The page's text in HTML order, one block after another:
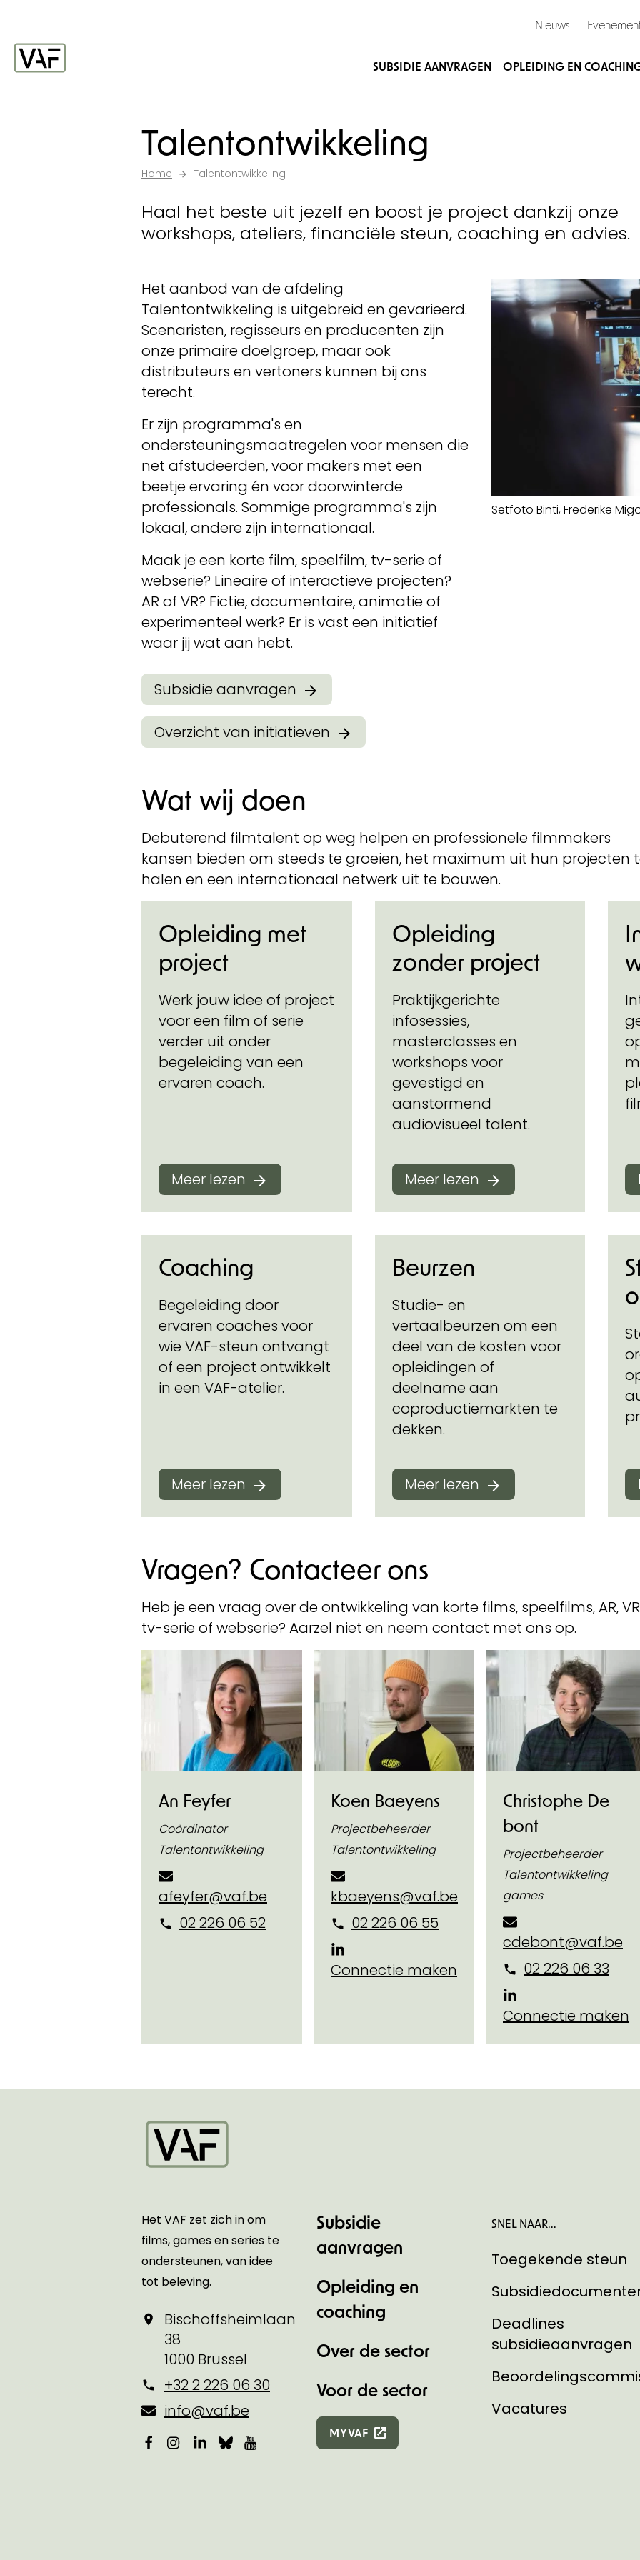
Nieuws
SUBSIDIE AANVRAGEN OPLEIDING EN
Talentontwikkeling
Home Talentontwikkeling
Haal het beste uit jezelf en boost je project dankzij onze
workshops, ateliers, financiële steun, coaching en advies.
Setfoto Binti, Frederike
Het aanbod van de afdeling
Talentontwikkeling is uitgebreid en gevarieerd.
Scenaristen, regisseurs en producenten zijn
onze primaire doelgroep, maar ook
distributeurs en vertoners kunnen bij ons
terecht.
Er zijn programma's en
ondersteuningsmaatregelen voor mensen die
net afstudeerden, voor makers met een
beetje ervaring én voor doorwinterde
professionals. Sommige programma's zijn
lokaal, andere zijn internationaal.
Maak je een korte film, speelfilm, tv-serie of
webserie? Lineaire of interactieve projecten?
AR of VR? Fictie, documentaire, animatie of
experimenteel werk? Er is vast een initiatief
waar jij wat aan hebt.
Subsidie aanvragen
Overzicht van initiatieven
Wat wij doen
Debuterend filmtalent op weg helpen en professionele filmmakers
kansen bieden om steeds te groeien, het maximum uit hun projecten
halen en een internationaal netwerk uit te bouwen.
Opleiding met
project
Werk jouw idee of project
voor een film of serie
verder uit onder
begeleiding van een
ervaren coach.
Meer lezen
Opleiding
zonder project
Praktijkgerichte
infosessies,
masterclasses en
workshops voor
gevestigd en
aanstormend
audiovisueel talent.
Meer lezen
Coaching
Begeleiding door
ervaren coaches voor
wie VAF-steun ontvangt
of een project ontwikkelt
in een VAF-atelier.
Meer lezen
Beurzen
Studie- en
vertaalbeurzen om een
deel van de kosten voor
opleidingen of
deelname aan
coproductiemarkten te
dekken.
Meer lezen
Vragen? Contacteer ons
Heb je een vraag over de ontwikkeling van korte films, speelfilms, AR,
tv-serie of webserie? Aarzel niet en neem contact met ons op.
An Feyfer
Coördinator
Talentontwikkeling
afeyfer@vaf.be
02 226 06 52
Koen Baeyens
Projectbeheerder
Talentontwikkeling
kbaeyens@vaf.be
02 226 06 55
Connectie maken
Christophe De
bont
Projectbeheerder
Talentontwikkeling
games
cdebont@vaf.be
02 226 06 33
Connectie maken
Het VAF zet zich in om
films, games en series te
ondersteunen, van idee
tot beleving.
Bischoffsheimlaan
38
1000 Brussel
+32 2 226 06 30
info@vaf.be
Facebook
Instagram
LinkedIn
BlueskyYouTube
Subsidie
aanvragen
Opleiding en
coaching
Over de sector
Voor de sector
MYVAF
SNEL NAAR...
Toegekende steun
Deadlines
subsidieaanvragen
Vacatures